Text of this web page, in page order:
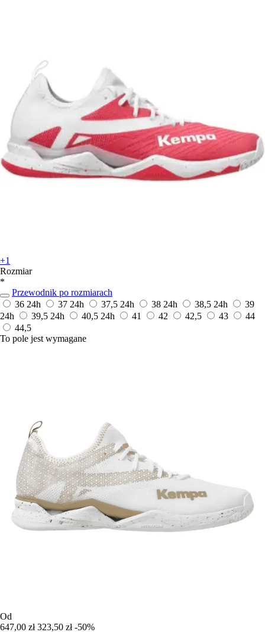
+1
Rozmiar
*
Przewodnik po rozmiarach
36 24h 37 24h 37,5 24h 38 24h 38,5 24h
39
24h
39,5 24h 40,5 24h 41 42 42,5 43
44
44,5
To pole jest wymagane
Od
647,00 zł 323,50 zł -50%